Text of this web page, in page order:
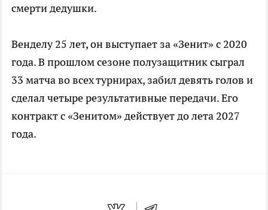
смерти дедушки.
Венделу 25 лет, он выступает за «Зенит» с 2020
года. В прошлом сезоне полузащитник сыграл
33 матча во всех турнирах, забил девять голов и
сделал четыре результативные передачи. Его
контракт с «Зенитом» действует до лета 2027
года.